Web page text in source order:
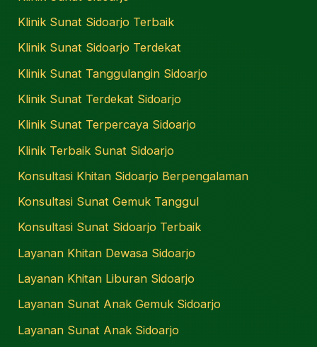
Klinik Sunat Sidoarjo Terbaik
Klinik Sunat Sidoarjo Terdekat
Klinik Sunat Tanggulangin Sidoarjo
Klinik Sunat Terdekat Sidoarjo
Klinik Sunat Terpercaya Sidoarjo
Klinik Terbaik Sunat Sidoarjo
Konsultasi Khitan Sidoarjo Berpengalaman
Konsultasi Sunat Gemuk Tanggul
Konsultasi Sunat Sidoarjo Terbaik
Layanan Khitan Dewasa Sidoarjo
Layanan Khitan Liburan Sidoarjo
Layanan Sunat Anak Gemuk Sidoarjo
Layanan Sunat Anak Sidoarjo